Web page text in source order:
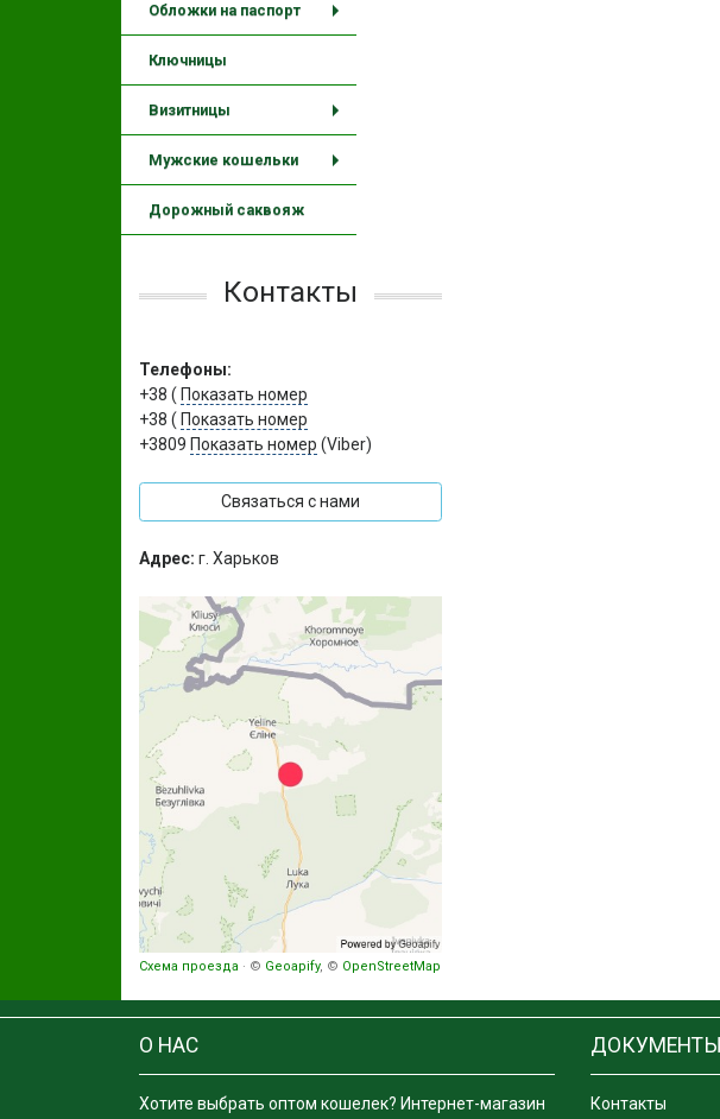
Обложки на паспорт
Ключницы
Визитницы
Мужские кошельки
Дорожный саквояж
Контакты
Телефоны:
+38 ( Показать номер
+38 ( Показать номер
+3809 Показать номер (Viber)
Связаться с нами
Адрес: г. Харьков
Схема проезда · © Geoapify, © OpenStreetMap
О НАС
Хотите выбрать оптом кошелек? Интернет-магазин Контакты